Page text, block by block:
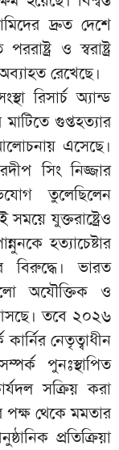
দ্রুত দেশে
ও স্বরাষ্ট্র
রেখেছে।
রিসার্চ অ্যান্ড
গুপ্তহত্যার
এসেছে।
সিং নিজ্জার
তুলেছিলেন
সময়ে যুক্তরাষ্ট্রেও
হত্যাচেষ্টার
বিরুদ্ধে। ভারত
অযৌক্তিক ও
আসছে। তবে ২০২৬
নেতৃত্বাধীন
পুনঃস্থাপিত
সক্রিয় করা
পক্ষ থেকে মমতার
প্রতিক্রিয়া